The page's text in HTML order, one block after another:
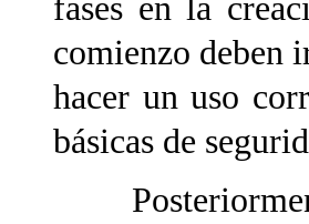
fases en la
comienzo deben
hacer un uso
básicas de